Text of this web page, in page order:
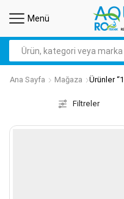
Menü
Ana Sayfa Mağaza Ürünler
Filtreler